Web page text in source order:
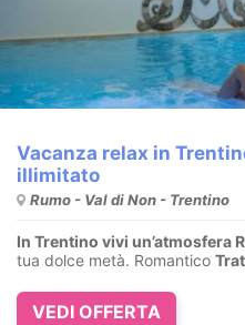
Vacanza relax in
illimitato
Rumo - Val di Non - Trentino
In Trentino vivi un’atmosfera
tua dolce metà. Romantico
VEDI OFFERTA